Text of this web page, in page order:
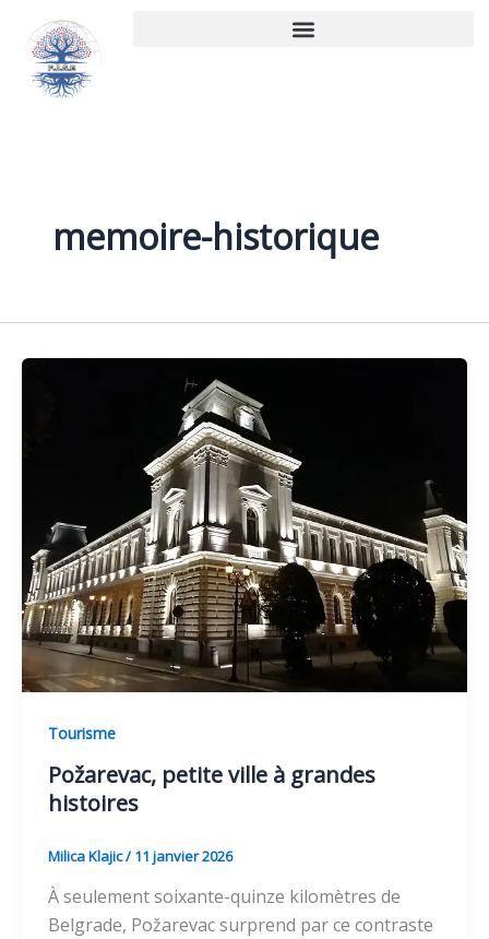
contenu
memoire-historique
Tourisme
Požarevac, petite ville à grandes
histoires
Milica Klajic/11 janvier 2026
À seulement soixante-quinze kilomètres de
Belgrade, Požarevac surprend par ce contraste